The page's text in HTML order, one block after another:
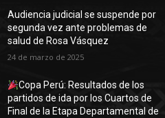
Audiencia judicial se suspende por
segunda vez ante problemas de
salud de Rosa Vásquez
24 de marzo de 2025
Copa Perú: Resultados de los
partidos de ida por los Cuartos de
Final de la Etapa Departamental de